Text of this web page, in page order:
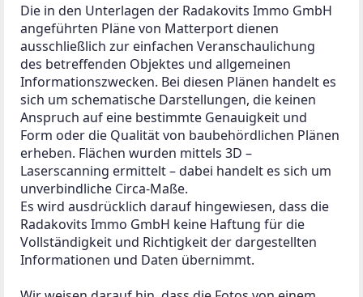
Die in den Unterlagen der Radakovits Immo GmbH
angeführten Pläne von Matterport dienen
ausschließlich zur einfachen Veranschaulichung
des betreffenden Objektes und allgemeinen
Informationszwecken. Bei diesen Plänen handelt es
sich um schematische Darstellungen, die keinen
Anspruch auf eine bestimmte Genauigkeit und
Form oder die Qualität von baubehördlichen Plänen
erheben. Flächen wurden mittels 3D –
Laserscanning ermittelt – dabei handelt es sich um
unverbindliche Circa-Maße.
Es wird ausdrücklich darauf hingewiesen, dass die
Radakovits Immo GmbH keine Haftung für die
Vollständigkeit und Richtigkeit der dargestellten
Informationen und Daten übernimmt.